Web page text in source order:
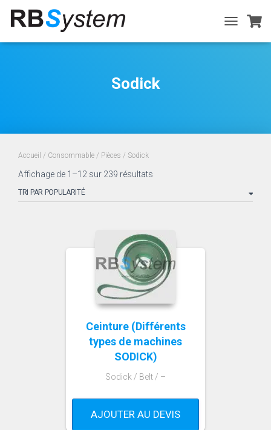
TOGGLE
NAVIGATION
Sodick
Accueil / Consommable / Pièces / Sodick
Affichage de 1–12 sur 239 résultats
popularité
Ceinture (Différents
types de machines
SODICK)
Sodick / Belt / –
AJOUTER AU DEVIS